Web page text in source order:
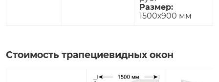
Размер:
1500х900 мм
Стоимость трапециевидных окон